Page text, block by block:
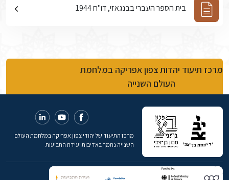
בית הספר העברי בבנגאזי, דו"ח 1944
מרכז תיעוד יהדות צפון אפריקה במלחמת
העולם השנייה
מרכז התיעוד של יהודי צפון אפריקה במלחמת העולם
השנייה נתמך באדיבות ועידת התביעות